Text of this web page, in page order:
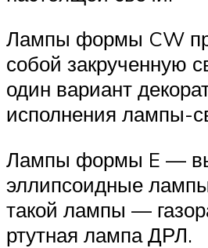
Лампы формы CW
собой закрученную
один вариант
исполнения лампы-
Лампы формы E —
эллипсоидные
такой лампы —
ртутная лампа ДРЛ.